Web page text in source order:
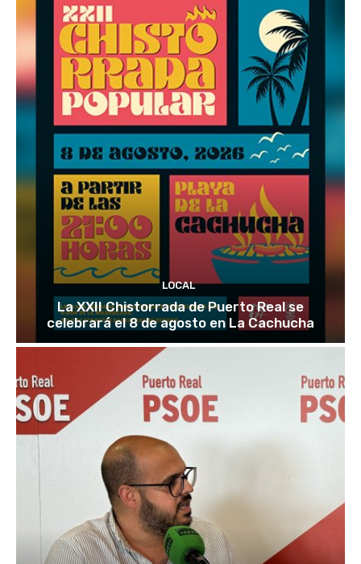
LOCAL
La XXII Chistorrada de Puerto Real se
celebrará el 8 de agosto en La Cachucha